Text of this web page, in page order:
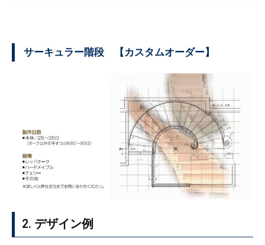
サーキュラー階段 【カスタムオーダー】
2. デザイン例